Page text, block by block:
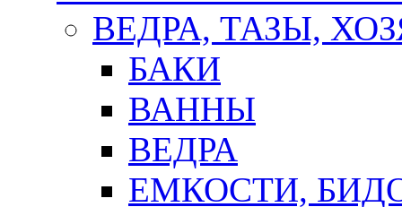
ВЕДРА, ТАЗЫ,
БАКИ
ВАННЫ
ВЕДРА
ЕМКОСТИ,